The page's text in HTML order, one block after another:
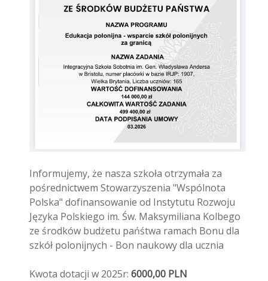
Informujemy, że nasza szkoła otrzymała za
pośrednictwem Stowarzyszenia "Wspólnota
Polska" dofinansowanie od Instytutu Rozwoju
Języka Polskiego im. Św. Maksymiliana Kolbego
ze środków budżetu pańśtwa ramach Bonu dla
szkół polonijnych - Bon naukowy dla ucznia
Kwota dotacji w 2025r: 6000,00 PLN